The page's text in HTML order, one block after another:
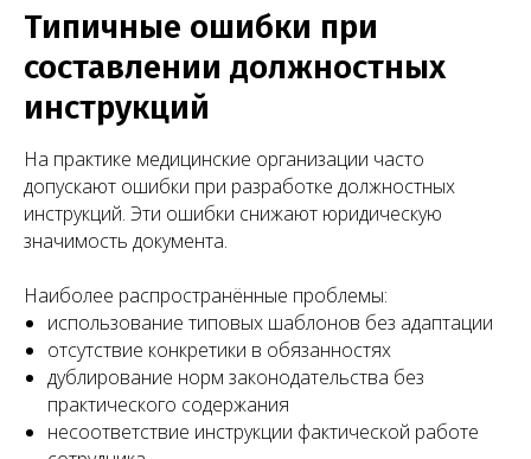
Типичные ошибки при
составлении должностных
инструкций
На практике медицинские организации часто
допускают ошибки при разработке должностных
инструкций. Эти ошибки снижают юридическую
значимость документа.
Наиболее распространённые проблемы:
использование типовых шаблонов без адаптации
отсутствие конкретики в обязанностях
дублирование норм законодательства без
практического содержания
несоответствие инструкции фактической работе